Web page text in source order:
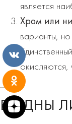
является
Хром или
варианты,
окисляются,
ВРЕДНЫ